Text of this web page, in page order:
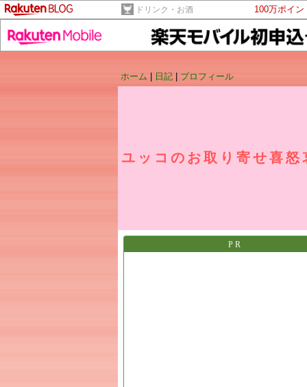
ドリンク・お酒 100万ポイ
ホーム
日記 プロフィール
ユッコのお取り寄せ喜怒
PR